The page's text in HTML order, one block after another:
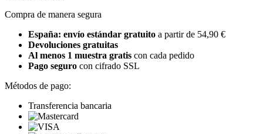
Compra de manera segura
España: envío estándar gratuito a partir de 54,90 €
Devoluciones gratuitas
Al menos 1 muestra gratis con cada pedido
Pago seguro con cifrado SSL
Métodos de pago:
Transferencia bancaria